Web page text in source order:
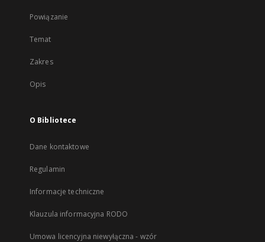
Powiązanie
Temat
Zakres
Opis
O Bibliotece
Dane kontaktowe
Regulamin
Informacje techniczne
Klauzula informacyjna RODO
Umowa licencyjna niewyłączna - wzór